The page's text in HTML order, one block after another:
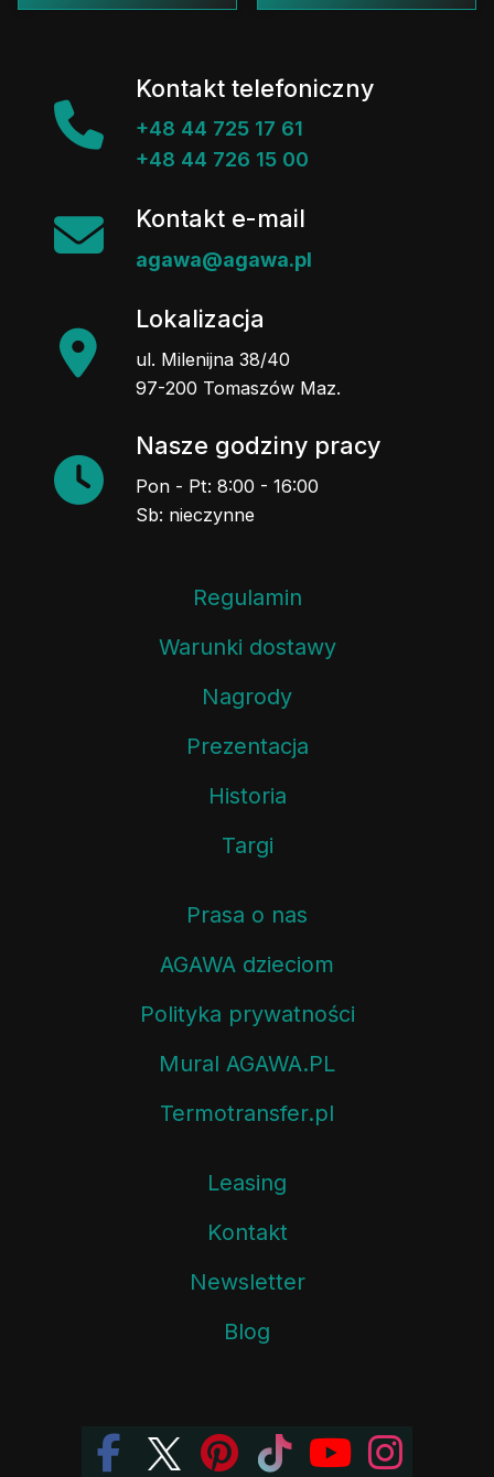
Kontakt telefoniczny
+48 44 725 17 61
+48 44 726 15 00
Kontakt e-mail
agawa@agawa.pl
Lokalizacja
ul. Milenijna 38/40
97-200 Tomaszów Maz.
Nasze godziny pracy
Pon - Pt: 8:00 - 16:00
Sb: nieczynne
Regulamin
Warunki dostawy
Nagrody
Prezentacja
Historia
Targi
Prasa o nas
AGAWA dzieciom
Polityka prywatności
Mural AGAWA.PL
Termotransfer.pl
Leasing
Kontakt
Newsletter
Blog